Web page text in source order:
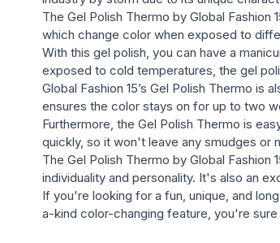
The Gel Polish Thermo by Global
which change color when exposed to
With this gel polish, you can have a
exposed to cold temperatures, the gel
Global Fashion 15’s Gel Polish Thermo
ensures the color stays on for up to two
Furthermore, the Gel Polish Thermo is
quickly, so it won't leave any smudges or
The Gel Polish Thermo by Global
individuality and personality. It's also an
If you're looking for a fun, unique, and
a-kind color-changing feature, you're